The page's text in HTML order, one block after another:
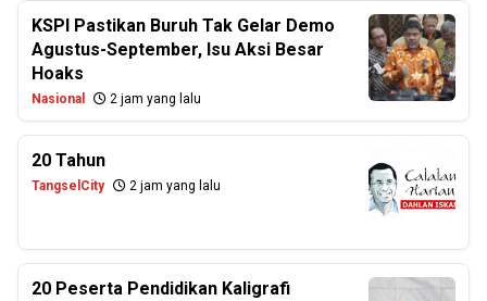
KSPI Pastikan Buruh Tak Gelar Demo
Agustus-September, Isu Aksi Besar
Hoaks
Nasional 2 jam yang lalu
20 Tahun
TangselCity 2 jam yang lalu
20 Peserta Pendidikan Kaligrafi